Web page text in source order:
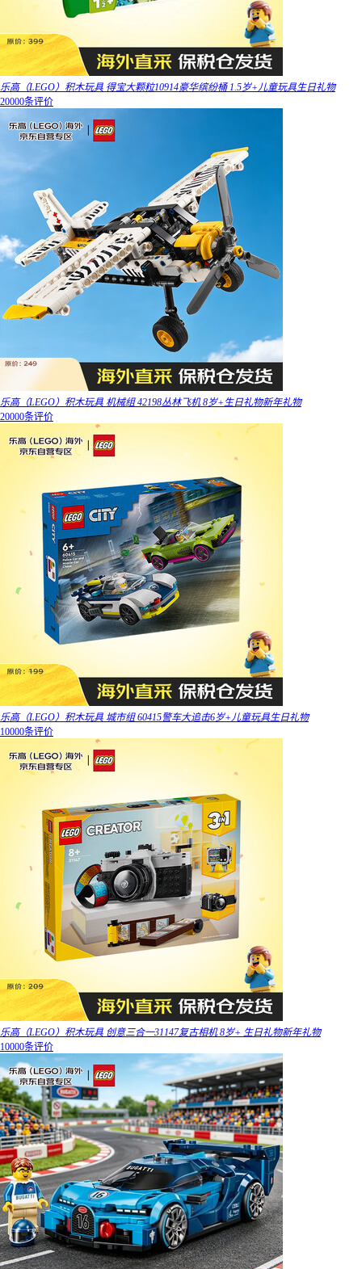
乐高（LEGO）积木玩具 得宝大颗粒10914豪华缤纷桶 1.5岁+儿童玩具生日礼物
20000条评价
乐高（LEGO）积木玩具 机械组 42198丛林飞机 8岁+生日礼物新年礼物
20000条评价
乐高（LEGO）积木玩具 城市组 60415警车大追击6岁+儿童玩具生日礼物
10000条评价
乐高（LEGO）积木玩具 创意三合一31147复古相机 8岁+ 生日礼物新年礼物
10000条评价